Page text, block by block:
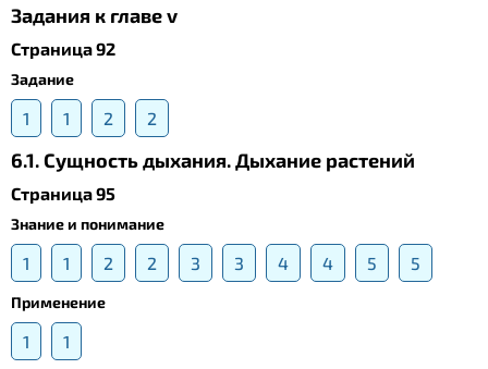
Задания к главе v
Страница 92
Задание
1 1 2 2
6.1. Сущность дыхания. Дыхание растений
Страница 95
Знание и понимание
1 1 2 2 3 3 4 4 5 5
Применение
1 1